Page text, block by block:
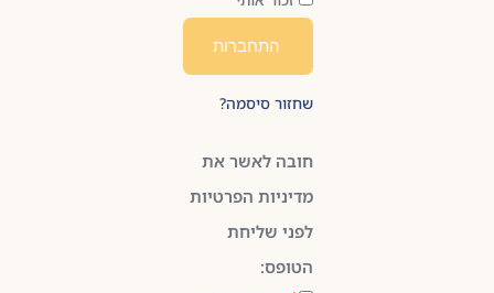
התחברות
שחזור סיסמה?
חובה לאשר את
מדיניות הפרטיות
לפני שליחת
הטופס: